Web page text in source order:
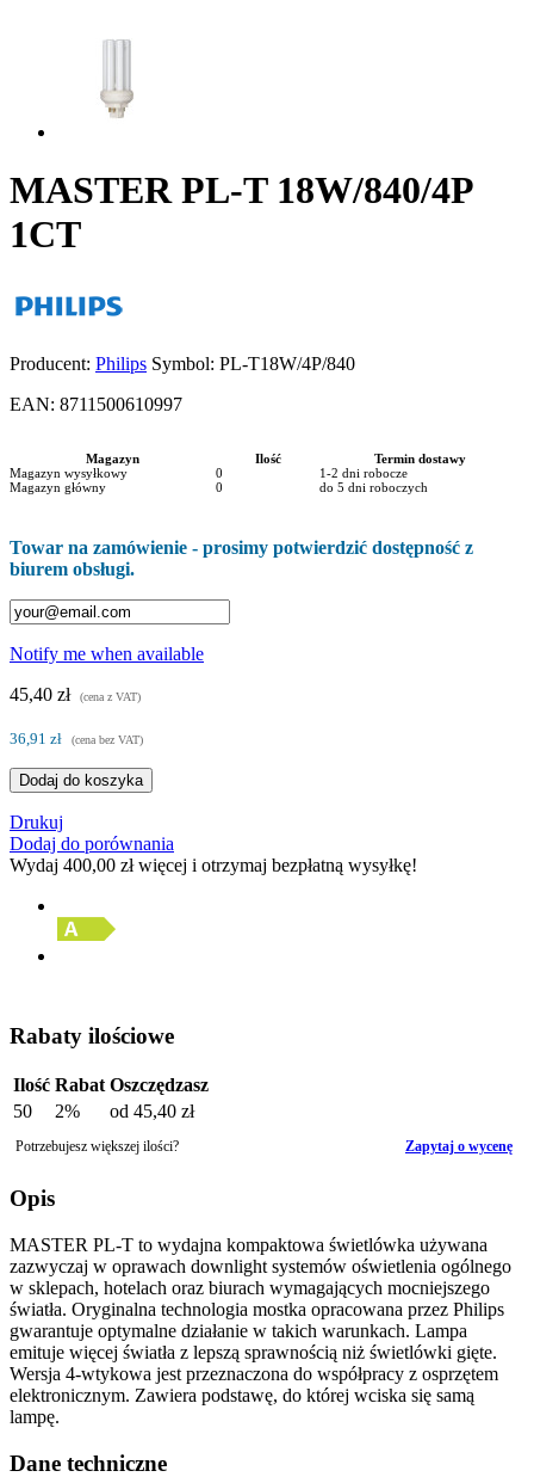
MASTER PL-T 18W/840/4P
1CT
Producent: Philips Symbol: PL-T18W/4P/840
EAN: 8711500610997
Magazyn Ilość
Termin dostawy
Magazyn wysyłkowy
0
1-2 dni robocze
Magazyn główny
0 do 5 dni roboczych
Towar na zamówienie - prosimy potwierdzić dostępność z
biurem obsługi.
Notify me when available
45,40 zł
(cena z VAT)
36,91 zł (cena bez VAT)
Dodaj do koszyka
Drukuj
Dodaj do porównania
Wydaj 400,00 złwięcej i otrzymaj bezpłatną wysyłkę!
Rabaty ilościowe
Ilość Rabat Oszczędzasz
50
2% od 45,40 zł
Potrzebujesz większej ilości? Zapytaj o wycenę
Opis
MASTER PL-T to wydajna kompaktowa świetlówka używana
zazwyczaj w oprawach downlight systemów oświetlenia ogólnego
w sklepach, hotelach oraz biurach wymagających mocniejszego
światła. Oryginalna technologia mostka opracowana przez Philips
gwarantuje optymalne działanie w takich warunkach. Lampa
emituje więcej światła z lepszą sprawnością niż świetlówki gięte.
Wersja 4-wtykowa jest przeznaczona do współpracy z osprzętem
elektronicznym. Zawiera podstawę, do której wciska się samą
lampę.
Dane techniczne